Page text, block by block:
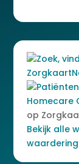
Homecare
op
Bekijk alle
waardering